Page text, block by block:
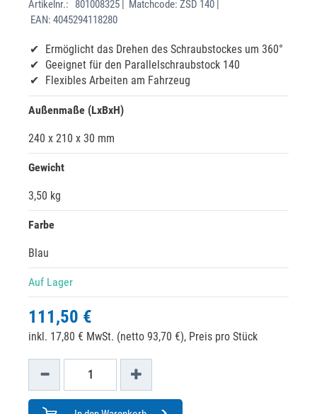
Artikelnr.:
801008325 | Matchcode: ZSD 140 |
EAN: 4045294118280
Ermöglicht das Drehen des Schraubstockes um 360°
Geeignet für den Parallelschraubstock 140
Flexibles Arbeiten am Fahrzeug
Außenmaße (LxBxH)
240 x 210 x 30 mm
Gewicht
3,50 kg
Farbe
Blau
Auf Lager
111,50 €
inkl. 17,80 € MwSt. (netto 93,70 €), Preis pro Stück